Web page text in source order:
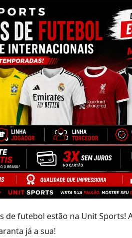
de futebol estão na Unit Sports!
já a sua!